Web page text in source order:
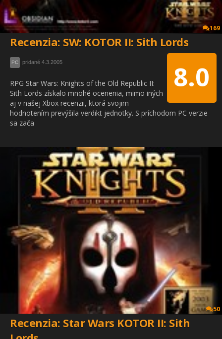
169
Recenzia: SW: KOTOR II: Sith Lords
8.0
PC pridané 4.3.2005
RPG Star Wars: Knights of the Old Republic II:
Sith Lords získalo mnohé ocenenia, mimo iných
aj v našej Xbox recenzii, ktorá svojim
hodnotením prevýšila verdikt jednotky. S príchodom PC verzie
sa zača
50
Recenzia: Star Wars KOTOR II: Sith